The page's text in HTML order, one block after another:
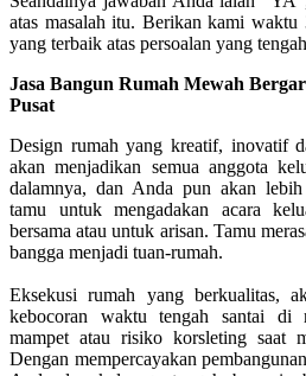
atas masalah itu. Berikan kami
yang terbaik atas persoalan yang
Jasa Bangun Rumah Mewah
Pusat
Design rumah yang kreatif, inovatif
akan menjadikan semua anggota
dalamnya, dan Anda pun akan
tamu untuk mengadakan acara
bersama atau untuk arisan. Tamu
bangga menjadi tuan-rumah.
Eksekusi rumah yang berkualitas,
kebocoran waktu tengah santai di
mampet atau risiko korsleting saat
Dengan mempercayakan